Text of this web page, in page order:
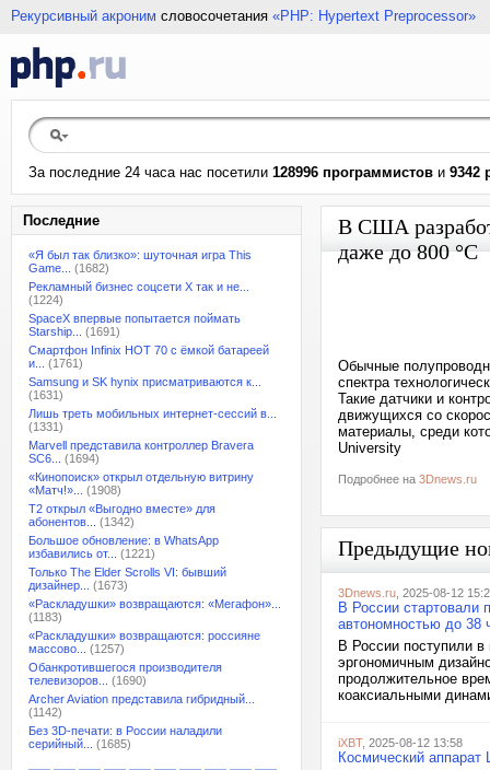
Рекурсивный акроним словосочетания «PHP: Hypertext Preprocessor»
За последние 24 часа нас посетили 128996 программистов и 9342
Последние
«Я был так близко»: шуточная игра This
Game...
(1682)
Рекламный бизнес соцсети X так и не...
(1224)
SpaceX впервые попытается поймать
Starship...
(1691)
Смартфон Infinix HOT 70 с ёмкой батареей
и...
(1761)
Samsung и SK hynix присматриваются к...
(1631)
Лишь треть мобильных интернет-сессий в...
(1331)
Marvell представила контроллер Bravera
SC6...
(1694)
«Кинопоиск» открыл отдельную витрину
«Матч!»...
(1908)
T2 открыл «Выгодно вместе» для
абонентов...
(1342)
Большое обновление: в WhatsApp
избавились от...
(1221)
Только The Elder Scrolls VI: бывший
дизайнер...
(1673)
«Раскладушки» возвращаются: «Мегафон»...
(1183)
«Раскладушки» возвращаются: россияне
массово...
(1257)
Обанкротившегося производителя
телевизоров...
(1690)
Archer Aviation представила гибридный...
(1142)
Без 3D-печати: в России наладили
серийный...
(1685)
В США
даже до 800 °C
Обычные
спектра
Такие датчики и
движущихся со
материалы, среди
University
Подробнее на 3Dnews.ru
Предыдущие
3Dnews.ru , 2025-08-12
В России
автономностью до 38
В России поступили
эргономичным
продолжительное
коаксиальными
iXBT, 2025-08-12 13:58
Космический